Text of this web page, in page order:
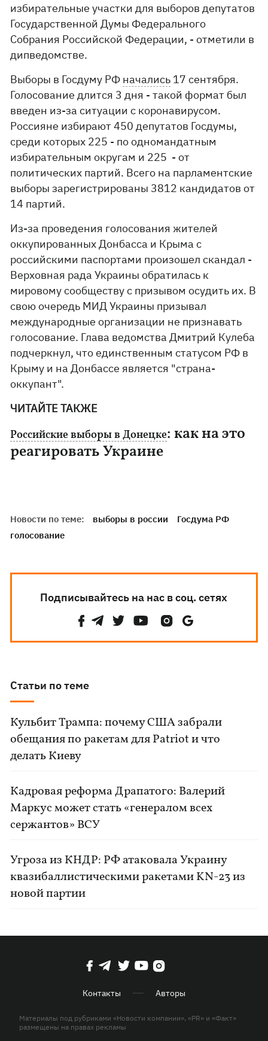
избирательные участки для выборов депутатов
Государственной Думы Федерального
Собрания Российской Федерации, - отметили в
дипведомстве.
Выборы в Госдуму РФ начались 17 сентября.
Голосование длится 3 дня - такой формат был
введен из-за ситуации с коронавирусом.
Россияне избирают 450 депутатов Госдумы,
среди которых 225 - по одномандатным
избирательным округам и 225 - от
политических партий. Всего на парламентские
выборы зарегистрированы 3812 кандидатов от
14 партий.
Из-за проведения голосования жителей
оккупированных Донбасса и Крыма с
российскими паспортами произошел скандал -
Верховная рада Украины обратилась к
мировому сообществу с призывом осудить их. В
свою очередь МИД Украины призывал
международные организации не признавать
голосование. Глава ведомства Дмитрий Кулеба
подчеркнул, что единственным статусом РФ в
Крыму и на Донбассе является "страна-
оккупант".
ЧИТАЙТЕ ТАКЖЕ
Российские выборы в Донецке: как на это
реагировать Украине
Новости по теме: выборы в россии
Госдума РФ
голосование
Подписывайтесь на нас в соц. сетях
Статьи по теме
Кульбит Трампа: почему США забрали
обещания по ракетам для Patriot и что
делать Киеву
Кадровая реформа Драпатого: Валерий
Маркус может стать «генералом всех
сержантов» ВСУ
Угроза из КНДР: РФ атаковала Украину
квазибаллистическими ракетами KN-23 из
новой партии
Контакты Авторы
Материалы под рубриками «Новости компании», «PR» и «Факт»
размещены на правах рекламы